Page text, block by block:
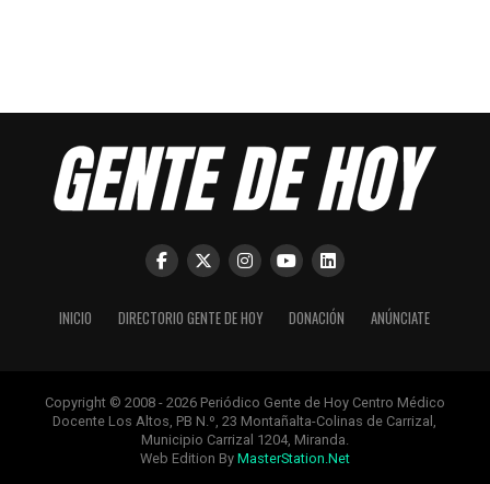
INICIO DIRECTORIO GENTE DE HOY DONACIÓN ANÚNCIATE
Copyright © 2008 - 2026 Periódico Gente de Hoy Centro Médico
Docente Los Altos, PB N.º, 23 Montañalta-Colinas de Carrizal,
Municipio Carrizal 1204, Miranda.
Web Edition By MasterStation.Net